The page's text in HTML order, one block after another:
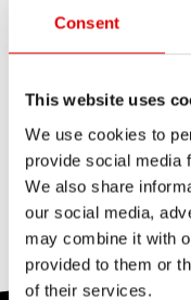
Consent
This website uses
We use cookies to
provide social media
We also share
our social media,
may combine it with
provided to them or
of their services.
在「教學影片
護產品的相關資訊
重要！
DT Swiss 不對因
任。請始終使用原
如果未遵守操作說
對於 2020 年 1 月
在法定保固期外提
友善保修條款。
這很有幫
訪問我們的網站以
找到整個產品系列
器
，只需點擊幾下
訊，可以為您提供
這很有幫
您可以從經銷商處
具。
您可以在“產品支
請先前往“產品支援
器找出您使用的產